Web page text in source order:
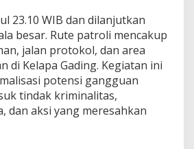
23.10 WIB dan dilanjutkan
besar. Rute patroli mencakup
jalan protokol, dan area
di Kelapa Gading. Kegiatan ini
potensi gangguan
tindak kriminalitas,
dan aksi yang meresahkan